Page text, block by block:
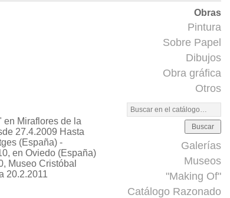
Obras
Pintura
Sobre Papel
Dibujos
Obra gráfica
Otros
Buscar
Galerías
Museos
"Making Of"
Catálogo Razonado
en Miraflores de la
27.4.2009 Hasta
(España) -
en Oviedo (España)
Museo Cristóbal
20.2.2011